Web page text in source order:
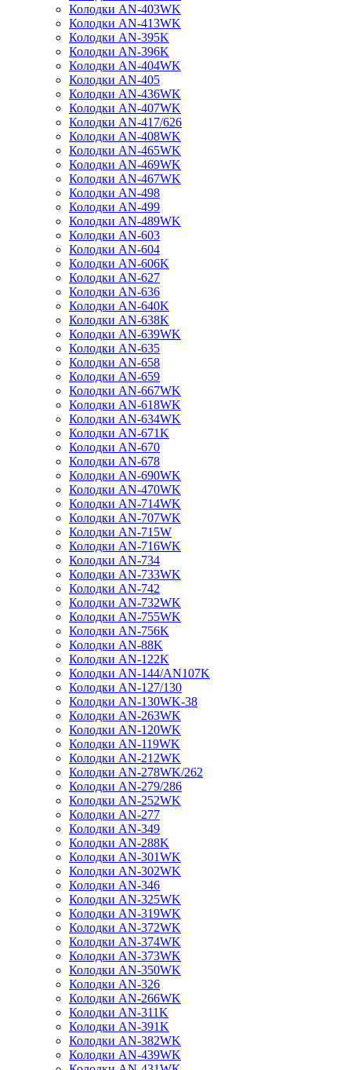
Колодки AN-403WK
Колодки AN-413WK
Колодки AN-395K
Колодки AN-396K
Колодки AN-404WK
Колодки AN-405
Колодки AN-436WK
Колодки AN-407WK
Колодки AN-417/626
Колодки AN-408WK
Колодки AN-465WK
Колодки AN-469WK
Колодки AN-467WK
Колодки AN-498
Колодки AN-499
Колодки AN-489WK
Колодки AN-603
Колодки AN-604
Колодки AN-606K
Колодки AN-627
Колодки AN-636
Колодки AN-640K
Колодки AN-638K
Колодки AN-639WK
Колодки AN-635
Колодки AN-658
Колодки AN-659
Колодки AN-667WK
Колодки AN-618WK
Колодки AN-634WK
Колодки AN-671K
Колодки AN-670
Колодки AN-678
Колодки AN-690WK
Колодки AN-470WK
Колодки AN-714WK
Колодки AN-707WK
Колодки AN-715W
Колодки AN-716WK
Колодки AN-734
Колодки AN-733WK
Колодки AN-742
Колодки AN-732WK
Колодки AN-755WK
Колодки AN-756K
Колодки AN-88K
Колодки AN-122K
Колодки AN-144/AN107K
Колодки AN-127/130
Колодки AN-130WK-38
Колодки AN-263WK
Колодки AN-120WK
Колодки AN-119WK
Колодки AN-212WK
Колодки AN-278WK/262
Колодки AN-279/286
Колодки AN-252WK
Колодки AN-277
Колодки AN-349
Колодки AN-288K
Колодки AN-301WK
Колодки AN-302WK
Колодки AN-346
Колодки AN-325WK
Колодки AN-319WK
Колодки AN-372WK
Колодки AN-374WK
Колодки AN-373WK
Колодки AN-350WK
Колодки AN-326
Колодки AN-266WK
Колодки AN-311K
Колодки AN-391K
Колодки AN-382WK
Колодки AN-439WK